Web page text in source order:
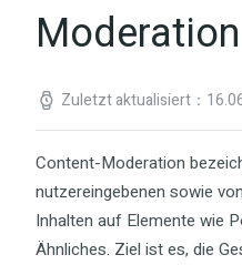
Moderation
Zuletzt aktualisiert：
Content-Moderation
nutzereingebenen sowie
Inhalten auf Elemente wie
Ähnliches. Ziel ist es, die